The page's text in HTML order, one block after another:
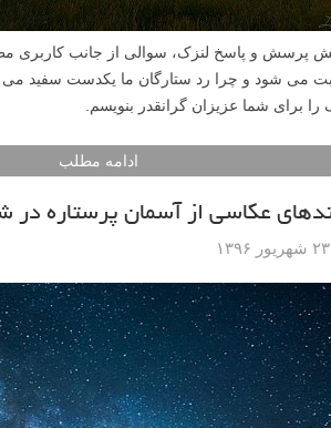
پرسش و پاسخ لنزک، سوالی از جانب کاربری
می شود و چرا رد ستارگان ما یکدست سفید
برای شما عزیزان گرانقدر بنویسم.
ادامه مطلب
عکاسی از آسمان پرستاره